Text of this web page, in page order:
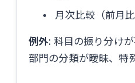
月次比較（前月
例外: 科目の振り分けが
部門の分類が曖昧、特